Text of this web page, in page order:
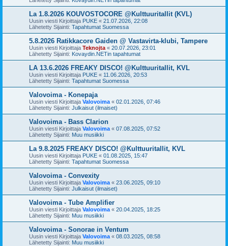
La 1.8.2026 KOUVOSTOCORE @Kulttuuritallit (KVL)
Uusin viesti Kirjoittaja PUKE « 21.07.2026, 22:08
Lähetetty Sijainti: Tapahtumat Suomessa
5.8.2026 Ratikkacore Gaiden @ Vastavirta-klubi, Tampere
Uusin viesti Kirjoittaja Teknojta « 20.07.2026, 23:01
Lähetetty Sijainti: Kovaydin.NETin tapahtumat
LA 13.6.2026 FREAKY DISCO! @Kulttuuritallit, KVL
Uusin viesti Kirjoittaja PUKE « 11.06.2026, 20:53
Lähetetty Sijainti: Tapahtumat Suomessa
Valovoima - Konepaja
Uusin viesti Kirjoittaja Valovoima « 02.01.2026, 07:46
Lähetetty Sijainti: Julkaisut (ilmaiset)
Valovoima - Bass Clarion
Uusin viesti Kirjoittaja Valovoima « 07.08.2025, 07:52
Lähetetty Sijainti: Muu musiikki
La 9.8.2025 FREAKY DISCO! @Kulttuuritallit, KVL
Uusin viesti Kirjoittaja PUKE « 01.08.2025, 15:47
Lähetetty Sijainti: Tapahtumat Suomessa
Valovoima - Convexity
Uusin viesti Kirjoittaja Valovoima « 23.06.2025, 09:10
Lähetetty Sijainti: Julkaisut (ilmaiset)
Valovoima - Tube Amplifier
Uusin viesti Kirjoittaja Valovoima « 20.04.2025, 18:25
Lähetetty Sijainti: Muu musiikki
Valovoima - Sonorae in Ventum
Uusin viesti Kirjoittaja Valovoima « 08.03.2025, 08:58
Lähetetty Sijainti: Muu musiikki